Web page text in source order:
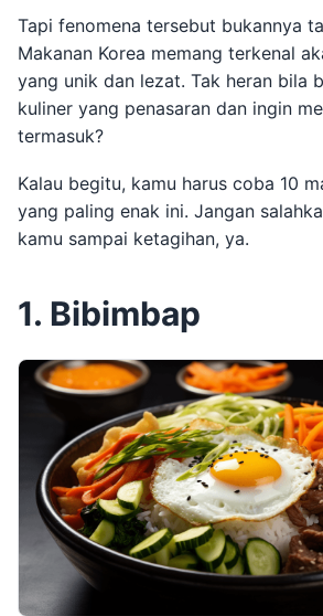
Tapi fenomena tersebut bukannya
Makanan Korea memang terkenal
yang unik dan lezat. Tak heran bila
kuliner yang penasaran dan ingin
termasuk?
Kalau begitu, kamu harus coba 10
yang paling enak ini. Jangan
kamu sampai ketagihan, ya.
1. Bibimbap